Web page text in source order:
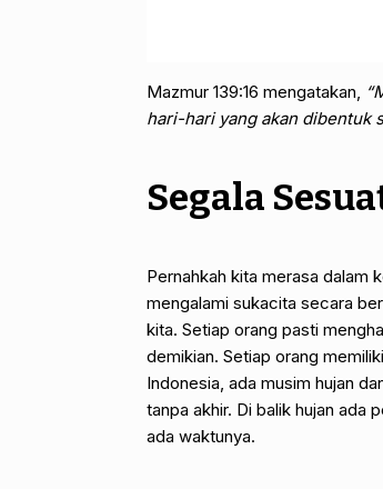
Mazmur 139:16 mengatakan,
hari-hari yang akan dibentuk
Segala
Pernahkah kita merasa dalam
mengalami sukacita secara
kita. Setiap orang pasti
demikian. Setiap orang
Indonesia, ada musim hujan
tanpa akhir. Di balik hujan ada
ada waktunya.